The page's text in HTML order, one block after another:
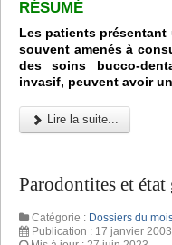
RÉSUMÉ
Les patients
souvent amenés à
des soins bucco-
invasif, peuvent avoir
Lire la suite...
Parodontites et état
Catégorie : Dossiers du
Publication : 17 janvier 2003